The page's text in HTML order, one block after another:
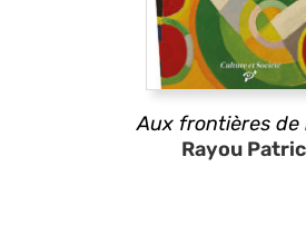
Aux frontières de
Rayou